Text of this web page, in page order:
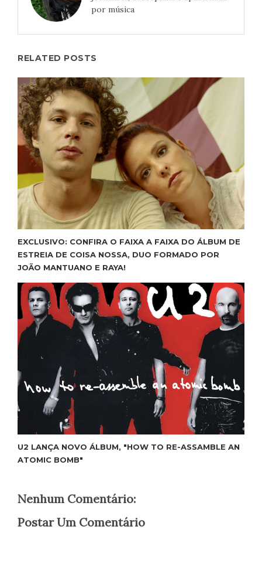
por música
RELATED POSTS
EXCLUSIVO: CONFIRA O FAIXA A FAIXA DO ÁLBUM DE
ESTREIA DE COISA NOSSA, DUO FORMADO POR
JOÃO MANTUANO E RAYA!
U2 LANÇA NOVO ÁLBUM, "HOW TO RE-ASSAMBLE AN
ATOMIC BOMB"
Nenhum Comentário:
Postar Um Comentário